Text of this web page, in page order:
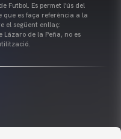
Futbol. Es permet l'ús del
es faça referència a la
el següent enllaç:
Lázaro de la Peña, no es